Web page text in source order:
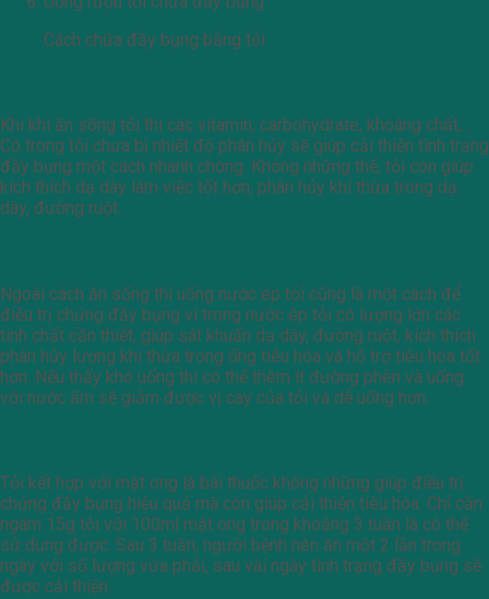
Cách chữa đầy bụng bằng tỏi
Khi khi ăn sống tỏi thì các vitamin, carbohydrate, khoáng chất,…
Có trong tỏi chưa bị nhiệt độ phân hủy sẽ giúp cải thiện tình trạng
đầy bụng một cách nhanh chóng. Không những thế, tỏi còn giúp
kích thích dạ dày làm việc tốt hơn, phân hủy khí thừa trong dạ
dày, đường ruột.
Ngoài cách ăn sống thì uống nước ép tỏi cũng là một cách để
điều trị chứng đầy bụng vì trong nước ép tỏi có lượng lớn các
tinh chất cần thiết, giúp sát khuẩn dạ dày, đường ruột, kích thích
phân hủy lượng khí thừa trong ống tiêu hóa và hỗ trợ tiêu hóa tốt
hơn. Nếu thấy khó uống thì có thể thêm ít đường phèn và uống
với nước ấm sẽ giảm được vị cay của tỏi và dễ uống hơn.
Tỏi kết hợp với mật ong là bài thuốc không những giúp điều trị
chứng đầy bụng hiệu quả mà còn giúp cải thiện tiêu hóa. Chỉ cần
ngâm 15g tỏi với 100ml mật ong trong khoảng 3 tuần là có thể
sử dụng được. Sau 3 tuần, người bệnh nên ăn một 2 lần trong
ngày với số lượng vừa phải, sau vài ngày tình trạng đầy bụng sẽ
được cải thiện.